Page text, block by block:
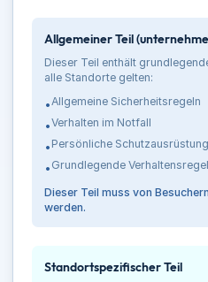
Allgemeiner Teil
Dieser Teil enthält
alle Standorte gelten:
•Allgemeine Sicherheitsregeln
•Verhalten im Notfall
• Persönliche Schutzausrüstung
• Grundlegende
Dieser Teil muss von
werden.
Standortspezifischer Teil